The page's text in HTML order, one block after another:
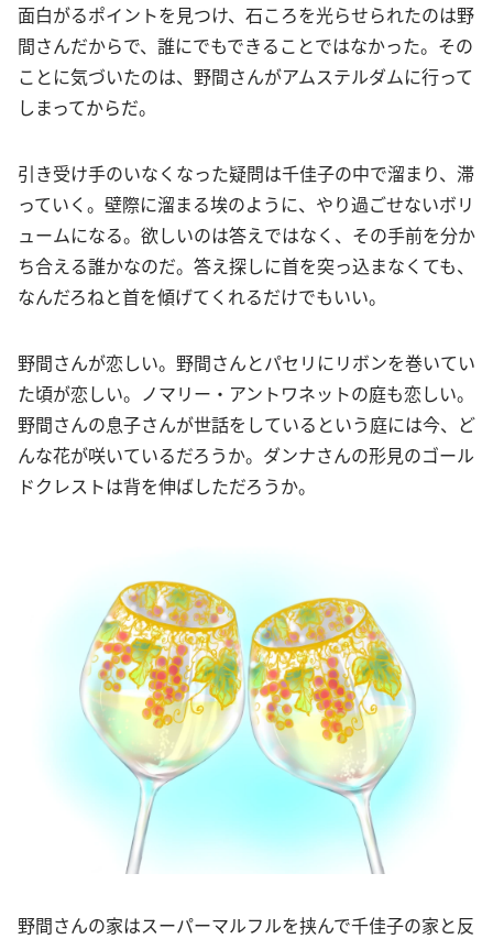
面白がるポイントを見つけ、石ころを光らせられたのは野
間さんだからで、誰にでもできることではなかった。その
ことに気づいたのは、野間さんがアムステルダムに行って
しまってからだ。
引き受け手のいなくなった疑問は千佳子の中で溜まり、滞
っていく。壁際に溜まる埃のように、やり過ごせないボリ
ュームになる。欲しいのは答えではなく、その手前を分か
ち合える誰かなのだ。答え探しに首を突っ込まなくても、
なんだろねと首を傾げてくれるだけでもいい。
野間さんが恋しい。野間さんとパセリにリボンを巻いてい
た頃が恋しい。ノマリー・アントワネットの庭も恋しい。
野間さんの息子さんが世話をしているという庭には今、ど
んな花が咲いているだろうか。ダンナさんの形見のゴール
ドクレストは背を伸ばしただろうか。
野間さんの家はスーパーマルフルを挟んで千佳子の家と反